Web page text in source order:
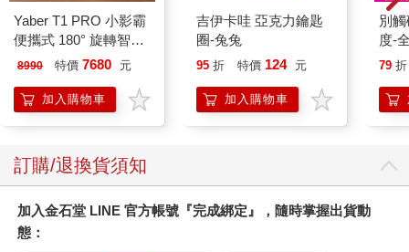
Yaber T1 PRO 小影霸
便攜式 180° 旋轉智能
投影機
8990 特價 7680 元
加入購物車
吉伊卡哇 亞克力鑰匙
圈-兔兔
95 折 特價 124 元
加入購物車
別
度-
79 折
訂購/退換貨須知
加入金石堂 LINE 官方帳號『完成綁定』，隨時掌握出貨動
態：